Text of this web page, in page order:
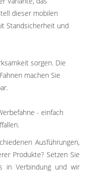
dieser mobilen
Standsicherheit und
sorgen. Die
machen Sie
- einfach
Ausführungen,
Produkte? Setzen Sie
in Verbindung und wir